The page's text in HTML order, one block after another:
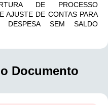
DE PROCESSO
AJUSTE DE CONTAS PARA
SEM SALDO
Documento